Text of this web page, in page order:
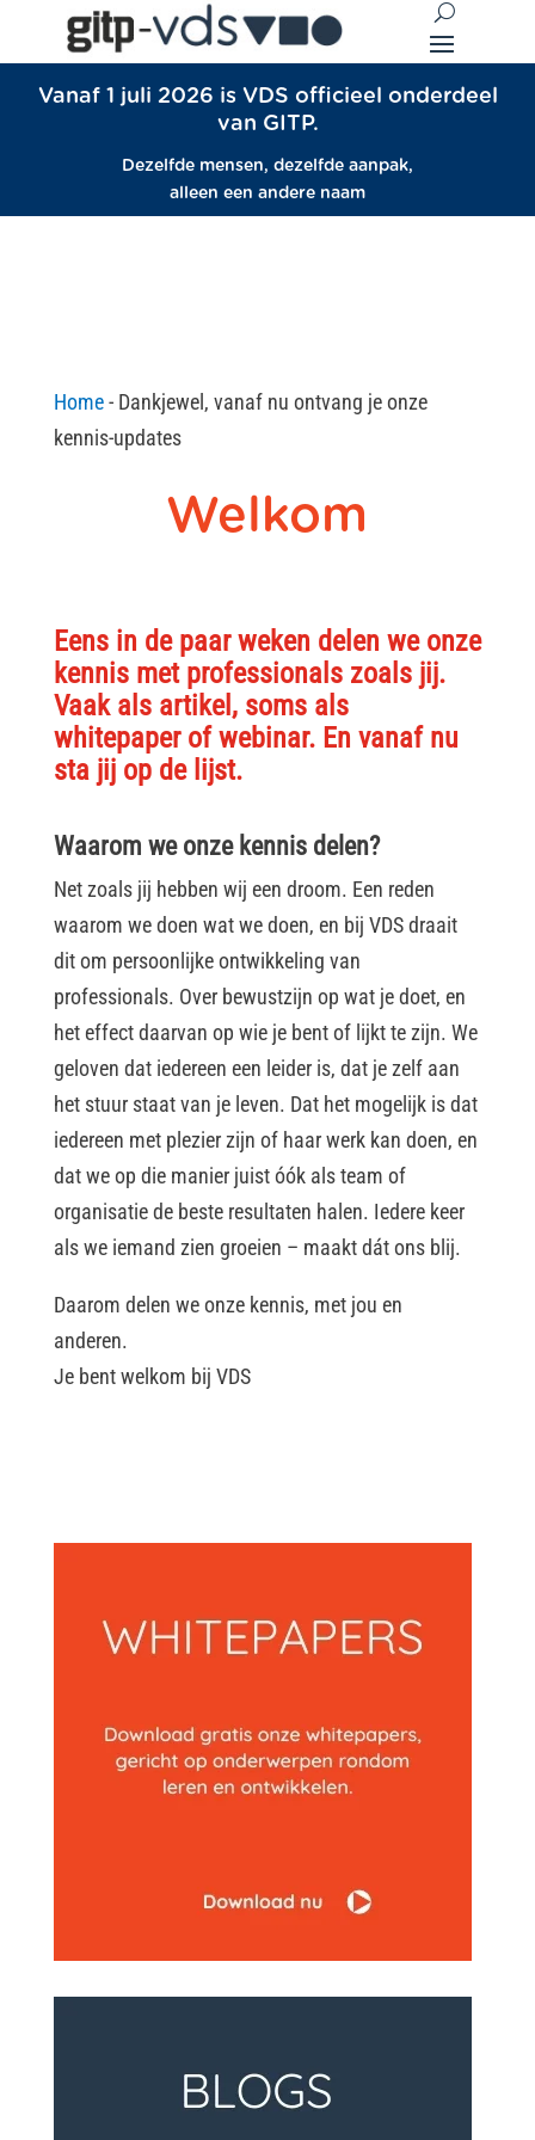
Vanaf 1 juli 2026 is VDS officieel onderdeel
van GITP.
Dezelfde mensen, dezelfde aanpak,
alleen een andere naam
Home- Dankjewel, vanaf nu ontvang je onze
kennis-updates
Welkom
Eens in de paar weken delen we onze
kennis met professionals zoals jij.
Vaak als artikel, soms als
whitepaper of webinar. En vanaf nu
sta jij op de lijst.
Waarom we onze kennis delen?
Net zoals jij hebben wij een droom. Een reden
waarom we doen wat we doen, en bij VDS draait
dit om persoonlijke ontwikkeling van
professionals. Over bewustzijn op wat je doet, en
het effect daarvan op wie je bent of lijkt te zijn. We
geloven dat iedereen een leider is, dat je zelf aan
het stuur staat van je leven. Dat het mogelijk is dat
iedereen met plezier zijn of haar werk kan doen, en
dat we op die manier juist óók als team of
organisatie de beste resultaten halen. Iedere keer
als we iemand zien groeien – maakt dát ons blij.
Daarom delen we onze kennis, met jou en
anderen.
Je bent welkom bij VDS